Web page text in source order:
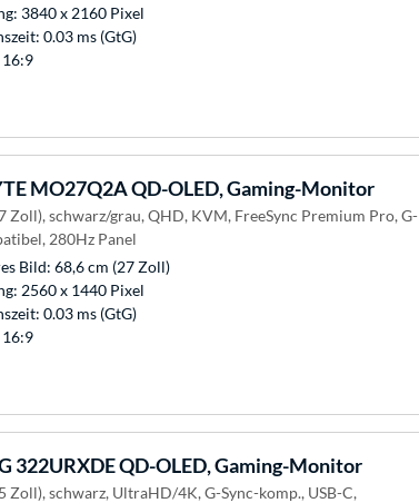
3840 x 2160 Pixel
0.03 ms (GtG)
MO27Q2A QD-OLED, Gaming-Monitor
Zoll), schwarz/grau, QHD, KVM, FreeSync Premium Pro, G-
280Hz Panel
Bild: 68,6 cm (27 Zoll)
2560 x 1440 Pixel
0.03 ms (GtG)
322URXDE QD-OLED, Gaming-Monitor
Zoll), schwarz, UltraHD/4K, G-Sync-komp., USB-C,